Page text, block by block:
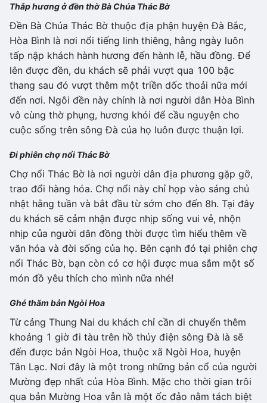
Thắp hương ở đền thờ Bà Chúa Thác Bờ
Đền Bà Chúa Thác Bờ thuộc địa phận huyện Đà Bắc,
Hòa Bình là nơi nổi tiếng linh thiêng, hằng ngày luôn
tấp nập khách hành hương đến hành lễ, hầu đồng. Để
lên được đền, du khách sẽ phải vượt qua 100 bậc
thang sau đó vượt thêm một triền dốc thoải nữa mới
đến nơi. Ngôi đền này chính là nơi người dân Hòa Bình
vô cùng thờ phụng, hương khói để cầu nguyện cho
cuộc sống trên sông Đà của họ luôn được thuận lợi.
Đi phiên chợ nổi Thác Bờ
Chợ nổi Thác Bờ là nơi người dân địa phương gặp gỡ,
trao đổi hàng hóa. Chợ nổi này chỉ họp vào sáng chủ
nhật hằng tuần và bắt đầu từ sớm cho đến 8h. Tại đây
du khách sẽ cảm nhận được nhịp sống vui vẻ, nhộn
nhịp của người dân đồng thời được tìm hiểu thêm về
văn hóa và đời sống của họ. Bên cạnh đó tại phiên chợ
nổi Thác Bờ, bạn còn có cơ hội được mua sắm một số
món đồ yêu thích cho mình nữa nhé!
Ghé thăm bản Ngòi Hoa
Từ cảng Thung Nai du khách chỉ cần di chuyển thêm
khoảng 1 giờ đi tàu trên hồ thủy điện sông Đà là sẽ
đến được bản Ngòi Hoa, thuộc xã Ngòi Hoa, huyện
Tân Lạc. Nơi đây là một trong những bản cổ của người
Mường đẹp nhất của Hòa Bình. Mặc cho thời gian trôi
qua bản Mường Hoa vẫn là một ốc đảo nằm tách biệt